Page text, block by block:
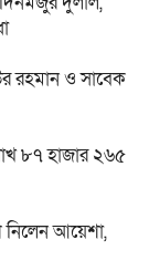
রহমান ও সাবেক
৮৭ হাজার ২৬৫
নিলেন আয়েশা,